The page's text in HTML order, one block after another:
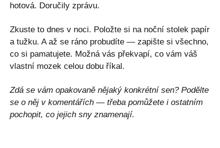
hotová. Doručily zprávu.
Zkuste to dnes v noci. Položte si na noční stolek papír
a tužku. A až se ráno probudíte — zapište si všechno,
co si pamatujete. Možná vás překvapí, co vám váš
vlastní mozek celou dobu říkal.
Zdá se vám opakovaně nějaký konkrétní sen? Podělte
se o něj v komentářích — třeba pomůžete i ostatním
pochopit, co jejich sny znamenají.